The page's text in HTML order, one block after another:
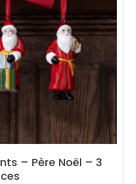
– Père Noël – 3